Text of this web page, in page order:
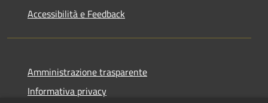
Accessibilità e Feedback
Amministrazione trasparente
Informativa privacy